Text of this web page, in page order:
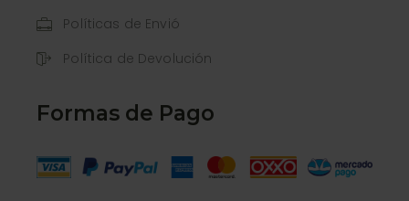
Políticas de Envió
Política de Devolución
Formas de Pago